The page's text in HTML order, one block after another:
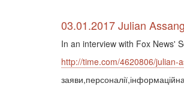
03.01.2017 Julian
In an interview with Fox News'
http://time.com/4620806/julian-